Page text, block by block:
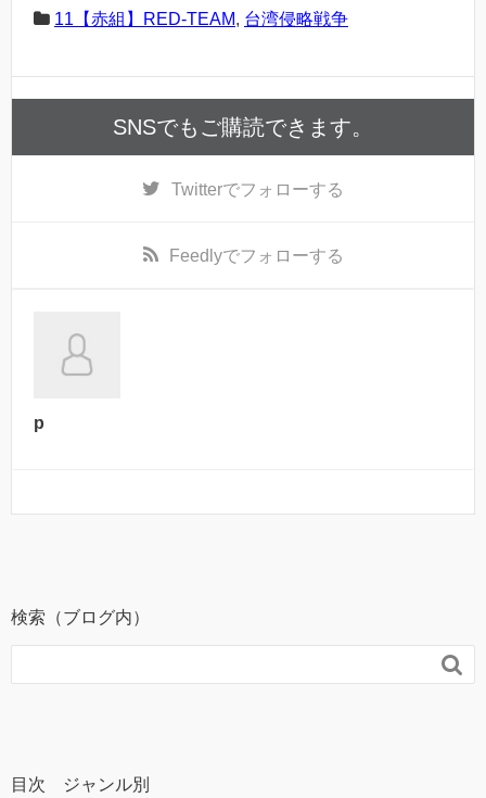
11【赤組】RED-TEAM, 台湾侵略戦争
SNSでもご購読できます。
Twitterでフォローする
Feedlyでフォローする
p
検索（ブログ内）

目次 ジャンル別